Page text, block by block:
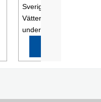
Sveriges största sjöar,
Vättern. Här kan du
underbara ...